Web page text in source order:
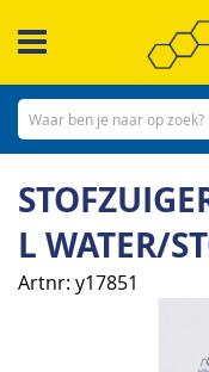
naar
inhoud
L WATER/
Artnr y17851